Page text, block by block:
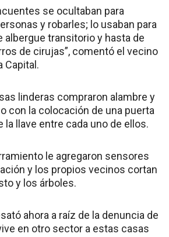
se ocultaban para
y robarles; lo usaban para
albergue transitorio y hasta de
de cirujas”, comentó el vecino
Capital.
linderas compraron alambre y
con la colocación de una puerta
la llave entre cada uno de ellos.
le agregaron sensores
y los propios vecinos cortan
y los árboles.
ahora a raíz de la denuncia de
en otro sector a estas casas